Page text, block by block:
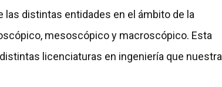
distintas entidades en el ámbito de la
mesoscópico y macroscópico. Esta
licenciaturas en ingeniería que nuestra